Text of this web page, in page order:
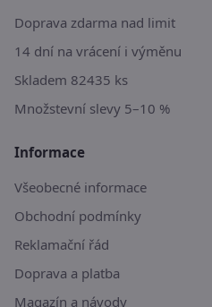
Doprava zdarma nad limit
14 dní na vrácení i výměnu
Skladem 82435 ks
Množstevní slevy 5–10 %
Informace
Všeobecné informace
Obchodní podmínky
Reklamační řád
Doprava a platba
Magazín a návody